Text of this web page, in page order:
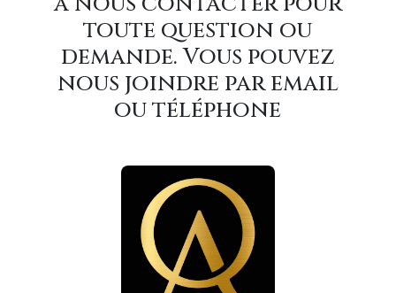
toute question ou
demande. Vous pouvez
nous joindre par email
ou téléphone